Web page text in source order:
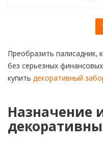
Преобразить палисадник,
без серьезных
купить декоративный
Назначение